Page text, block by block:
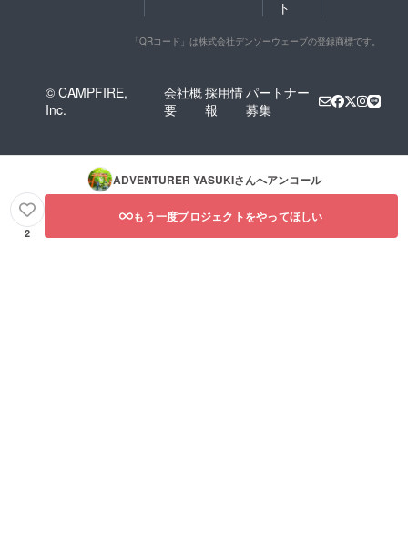
ト
「QRコード」は株式会社デンソーウェーブの登録商標です。
© CAMPFIRE,
Inc.
会社概
要
採用情
報
パートナー
募集
ADVENTURER YASUKIさんへアンコール
2
もう一度プロジェクトをやってほしい